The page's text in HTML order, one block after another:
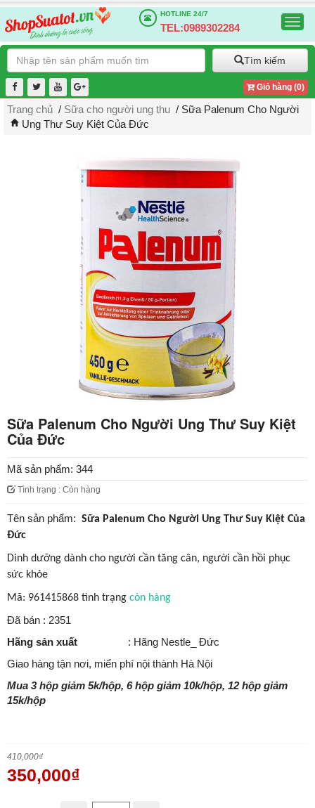
HOTLINE 24/7
TEL:0989302284
Tìm kiếm
Giỏ hàng (0)
Trang chủ / Sữa cho người ung thu / Sữa Palenum Cho Người
Ung Thư Suy Kiệt Của Đức
Sữa Palenum Cho Người Ung Thư Suy Kiệt
Của Đức
Mã sản phẩm: 344
Tình trạng : Còn hàng
Tên sản phẩm: Sữa Palenum Cho Người Ung Thư Suy Kiệt Của
Đức
Dinh dưỡng dành cho người cần tăng cân, người cần hồi phục
sức khỏe
Mã: 961415868 tình trạng còn hàng
Đã bán : 2351
Hãng sản xuất
: Hãng Nestle_ Đức
Giao hàng tận nơi, miển phí nội thành Hà Nội
Mua 3 hộp giảm 5k/hộp, 6 hộp giảm 10k/hộp, 12 hộp giảm
15k/hộp
410,000₫
350,000₫